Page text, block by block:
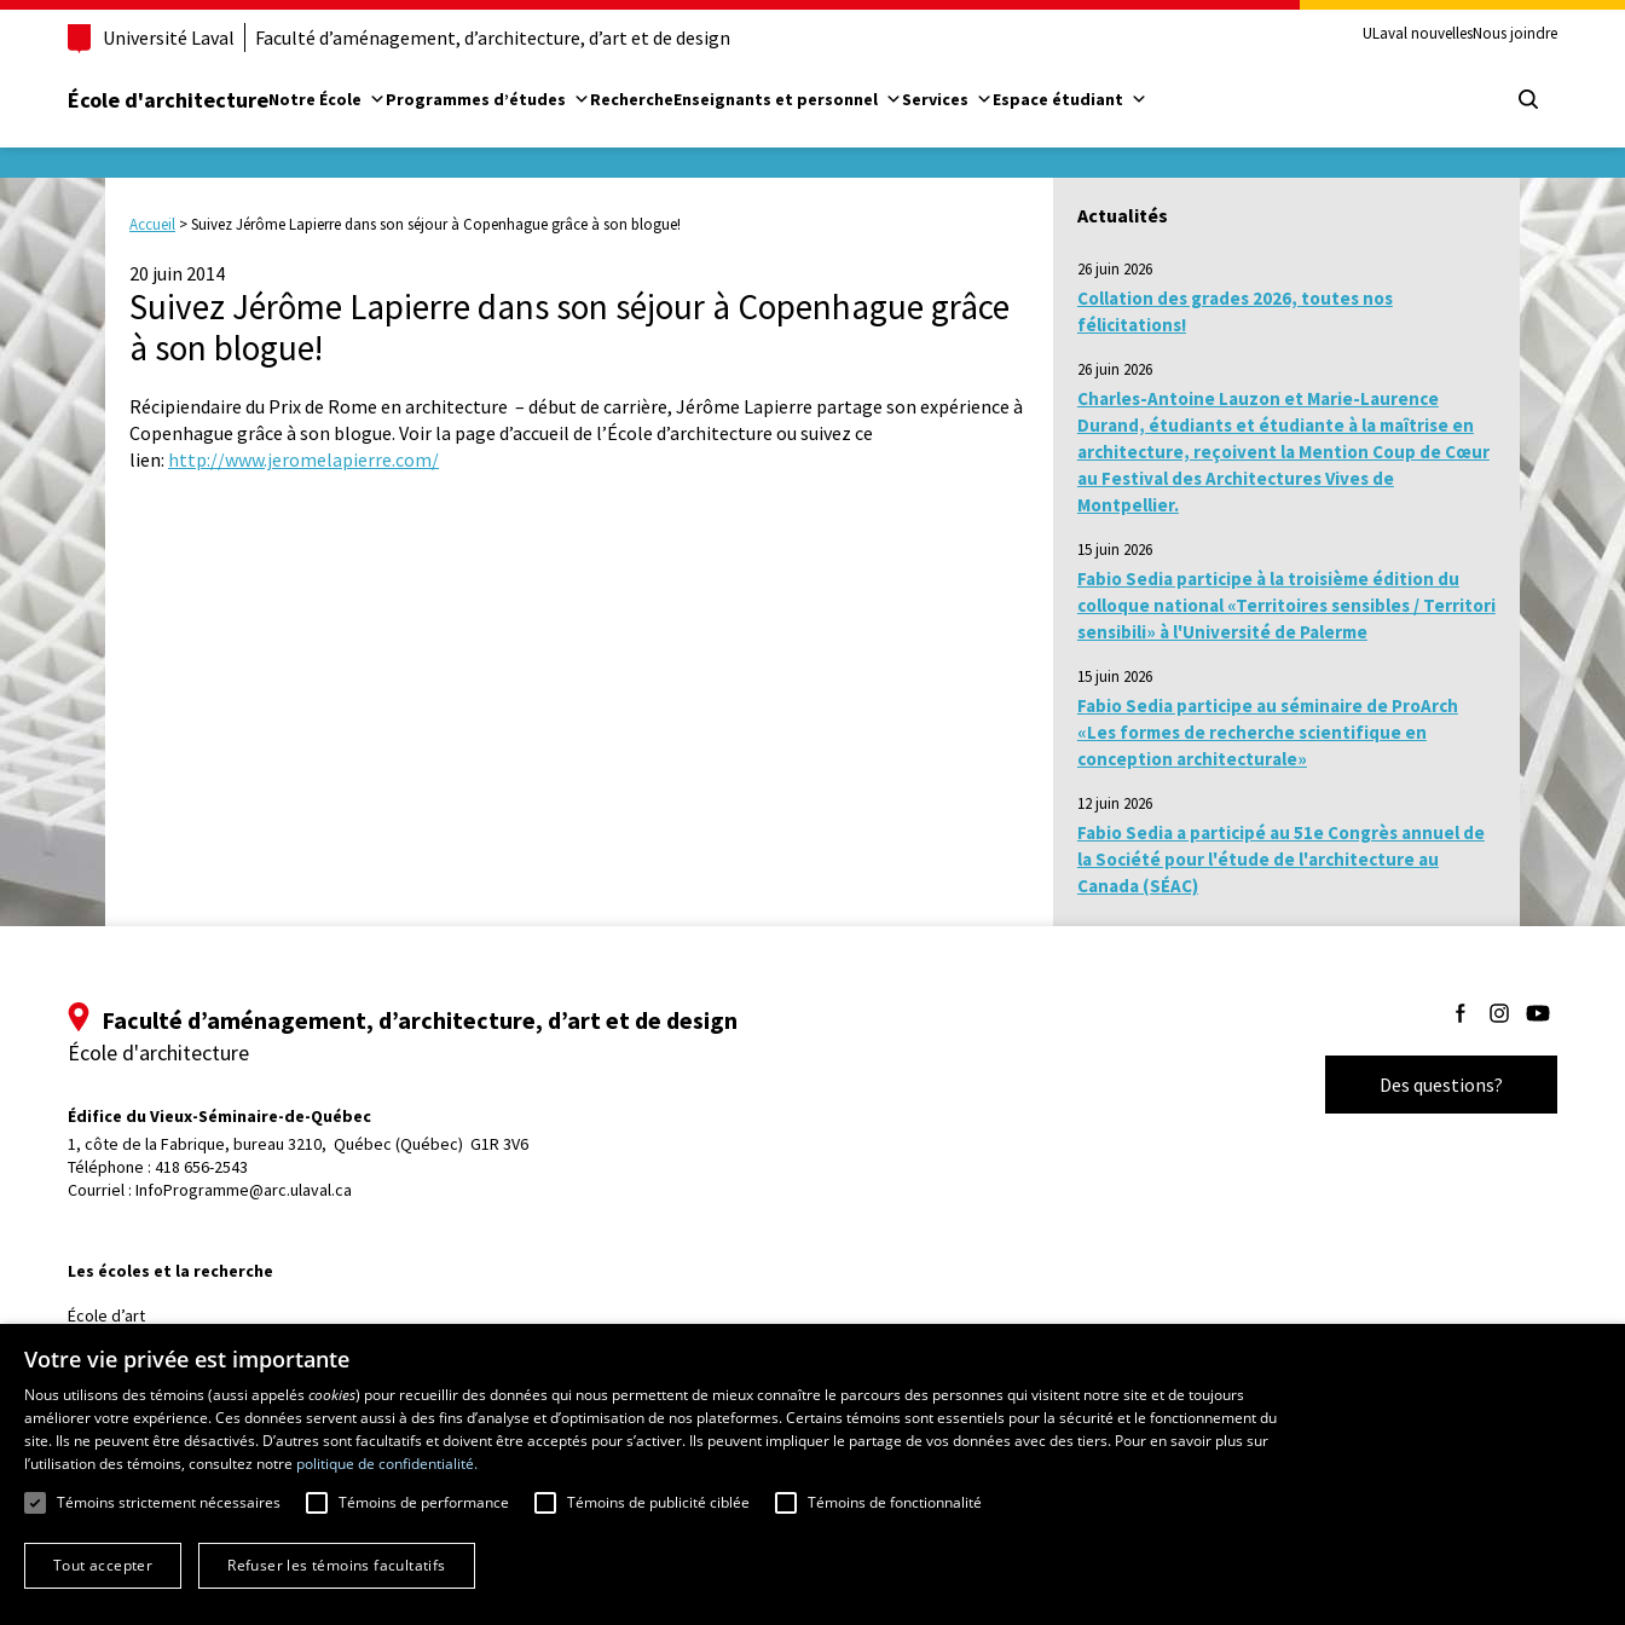
Université Laval Faculté d’aménagement, d’architecture, d’art et de design ULaval nouvellesNous joindre
École d'architectureNotre École Programmes d’études RechercheEnseignants et personnel Services Espace étudiant
Accueil >Suivez Jérôme Lapierre dans son séjour à Copenhague grâce à son blogue!
20 juin 2014
Suivez Jérôme Lapierre dans son séjour à Copenhague grâce
à son blogue!
Récipiendaire du Prix de Rome en architecture – début de carrière, Jérôme Lapierre partage son expérience à
Copenhague grâce à son blogue. Voir la page d’accueil de l’École d’architecture ou suivez ce
lien: http://www.jeromelapierre.com/
Actualités
26 juin 2026
Collation des grades 2026, toutes nos
félicitations!
26 juin 2026
Charles-Antoine Lauzon et Marie-Laurence
Durand, étudiants et étudiante à la maîtrise en
architecture, reçoivent la Mention Coup de Cœur
au Festival des Architectures Vives de
Montpellier.
15 juin 2026
Fabio Sedia participe à la troisième édition du
colloque national «Territoires sensibles / Territori
sensibili» à l'Université de Palerme
15 juin 2026
Fabio Sedia participe au séminaire de ProArch
«Les formes de recherche scientifique en
conception architecturale»
12 juin 2026
Fabio Sedia a participé au 51e Congrès annuel de
la Société pour l'étude de l'architecture au
Canada (SÉAC)
Faculté d’aménagement, d’architecture, d’art et de design
École d'architecture
Édifice du Vieux-Séminaire-de-Québec
1, côte de la Fabrique, bureau 3210, Québec (Québec)  G1R 3V6
Téléphone : 418 656-2543
Courriel : InfoProgramme@arc.ulaval.ca
Suivez-nous sur
Suivez-nous sur
Suivez-nous
Des questions?
Les écoles et la recherche
École d’art
École de design
Centre de recherche en aménagement et développement
Votre vie privée est importante
Nous utilisons des témoins (aussi appeléscookies) pour recueillir des données qui nous permettent de mieux connaître le parcours des personnes qui visitent notre site et de toujours
améliorer votre expérience. Ces données servent aussi à des fins d’analyse et d’optimisation de nos plateformes. Certains témoins sont essentiels pour la sécurité et le fonctionnement du
site. Ils ne peuvent être désactivés. D’autres sont facultatifs et doivent être acceptés pour s’activer. Ils peuvent impliquer le partage de vos données avec des tiers. Pour en savoir plus sur
l’utilisation des témoins, consultez notre politique de confidentialité.
Témoins strictement nécessaires
Témoins de performance Témoins de publicité ciblée Témoins de fonctionnalité
Tout accepter Refuser les témoins facultatifs